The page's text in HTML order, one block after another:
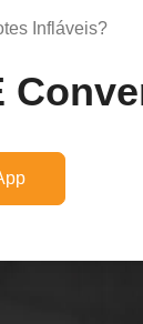
Infláveis?